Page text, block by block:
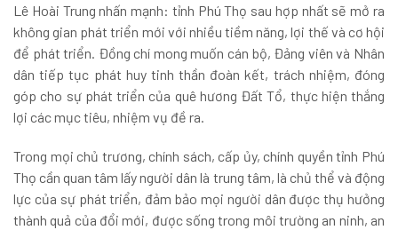
Lê Hoài Trung nhấn mạnh: tỉnh Phú Thọ sau hợp nhất sẽ mở ra
không gian phát triển mới với nhiều tiềm năng, lợi thế và cơ hội
để phát triển. Đồng chí mong muốn cán bộ, Đảng viên và Nhân
dân tiếp tục phát huy tinh thần đoàn kết, trách nhiệm, đóng
góp cho sự phát triển của quê hương Đất Tổ, thực hiện thắng
lợi các mục tiêu, nhiệm vụ đề ra.
Trong mọi chủ trương, chính sách, cấp ủy, chính quyền tỉnh Phú
Thọ cần quan tâm lấy người dân là trung tâm, là chủ thể và động
lực của sự phát triển, đảm bảo mọi người dân được thụ hưởng
thành quả của đổi mới, được sống trong môi trường an ninh, an